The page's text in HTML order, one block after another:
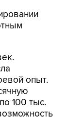
опыт.
100 тыс.